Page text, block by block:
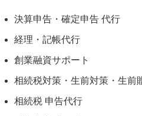
決算申告・確定申告 代行
経理・記帳代行
創業融資サポート
相続税対策・生前対策・生前
相続税 申告代行